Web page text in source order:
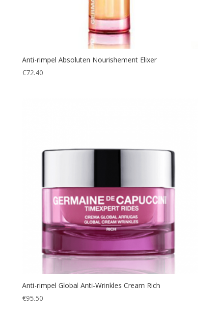
Anti-rimpel Absoluten Nourishement Elixer
€72.40
Anti-rimpel Global Anti-Wrinkles Cream Rich
€95.50